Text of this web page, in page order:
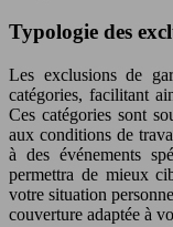
Typologie des
Les exclusions de
catégories, facilitant
Ces catégories sont
aux conditions de
à des événements
permettra de mieux
votre situation
couverture adaptée à